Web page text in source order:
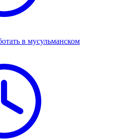
в мусульманском